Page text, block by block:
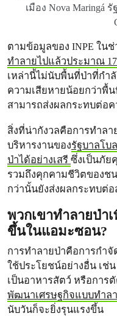
เมือง Nova Maringá รั
ตามข้อมูลของ INPE ในช่
ทำลายไปแล้วประมาณ
เหล่านี้ไม่นับพื้นที่ป่าที่กำ
ความเสียหายน้อยกว่าพื้
สามารถส่งผลกระทบต่อ
สิ่งที่น่ากังวลคือการทำลา
บริหารงานของรัฐบาลโบ
ป่าได้อย่างเสรี ซึ่งเป็นภัย
รวมถึงคุกคามชีวิตของช
กว่านั้นยังส่งผลกระทบต่
พวกเขาทำลายป่า
ขึ้นในแอมะซอน?
การทำลายป่าคือการกำ
ใช้ประโยชน์อย่างอื่น เช่
เป็นอาหารสัตว์ หรือการ
พัฒนาเศรษฐกิจแบบทำล
นับวันก็จะยิ่งรุนแรงขึ้น